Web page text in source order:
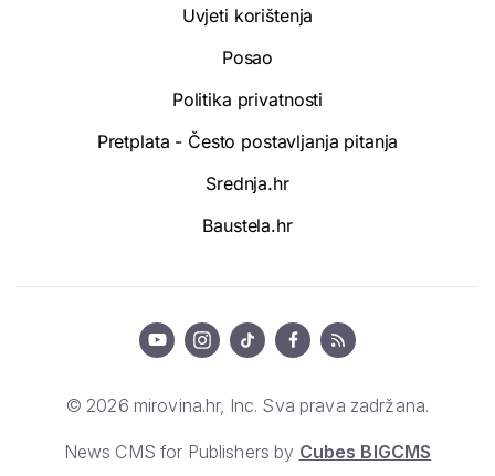
Uvjeti korištenja
Posao
Politika privatnosti
Pretplata - Često postavljanja pitanja
Srednja.hr
Baustela.hr
© 2026 mirovina.hr, Inc. Sva prava zadržana.
News CMS for Publishers by Cubes BIGCMS